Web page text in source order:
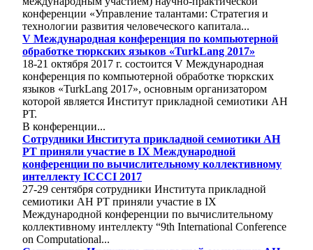
конференции «Управление талантами: Стратегия и
технологии развития человеческого капитала...
V Международная конференция по компьютерной
обработке тюркских языков «TurkLang 2017»
18-21 октября 2017 г. состоится V Международная
конференция по компьютерной обработке тюркских
языков «TurkLang 2017», основным организатором
которой является Институт прикладной семиотики АН
РТ.
В конференции...
Cотрудники Института прикладной семиотики АН
РТ приняли участие в IX Международной
конференции по вычислительному коллективному
интеллекту ICCCI 2017
27-29 сентября сотрудники Института прикладной
семиотики АН РТ приняли участие в IX
Международной конференции по вычислительному
коллективному интеллекту “9th International Conference
on Computational...